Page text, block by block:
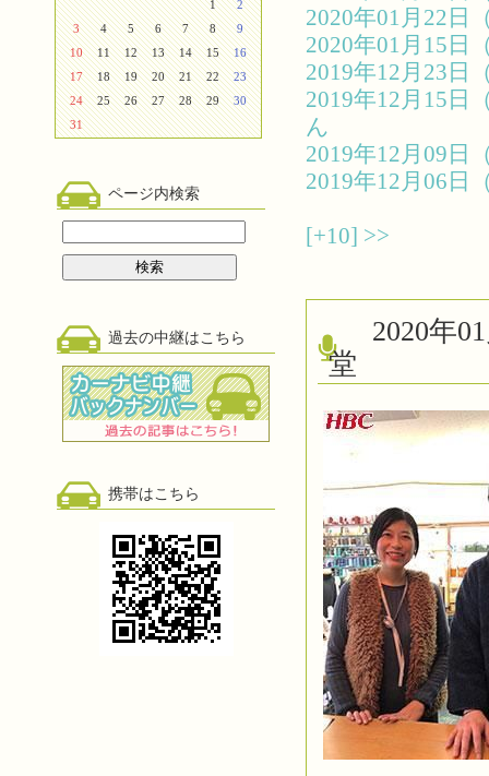
1
2
3
4 5 6 7 8
9
10
11 12 13 14 15
16
17
18 19 20 21 22
23
24
25 26 27 28 29
30
31
ページ内検索
過去の中継はこちら
携帯はこちら
2020年01月22
2020年01月15
2019年12月23
2019年12月15
ん
2019年12月09
2019年12月06
[+10] >>
2020年
堂